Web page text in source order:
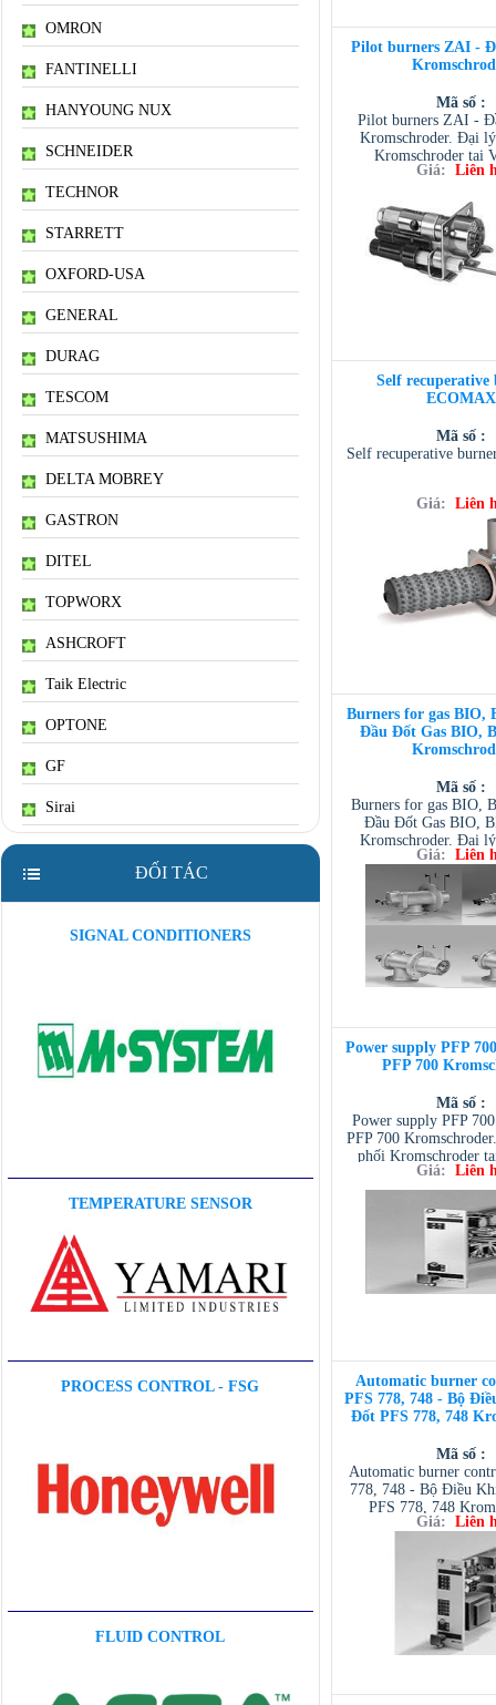
OMRON
FANTINELLI
HANYOUNG NUX
SCHNEIDER
TECHNOR
STARRETT
OXFORD-USA
GENERAL
DURAG
TESCOM
MATSUSHIMA
DELTA MOBREY
GASTRON
DITEL
TOPWORX
ASHCROFT
Taik Electric
OPTONE
GF
Sirai
ĐỐI TÁC
SIGNAL CONDITIONERS
TEMPERATURE SENSOR
PROCESS CONTROL - FSG
FLUID CONTROL
Pilot burners ZAI -
Mã số :
Pilot burners ZAI -
Kromschroder. Đại
Kromschroder tại
Giá: Liên
Self recuperative
ECOMAX
Mã số :
Self recuperative
Giá: Liên
Burners for gas BIO,
Đầu Đốt Gas BIO,
Mã số :
Burners for gas BIO,
Đầu Đốt Gas BIO,
Kromschroder. Đại
Kromschroder tại
Giá: Liên
Power supply PFP
PFP 700
Mã số :
Power supply PFP
PFP 700
phối Kromschroder
Giá: Liên
Automatic burner
PFS 778, 748 - Bộ
Đốt PFS 778, 748
Mã số :
Automatic burner
778, 748 - Bộ Điều
PFS 778, 748
Giá: Liên